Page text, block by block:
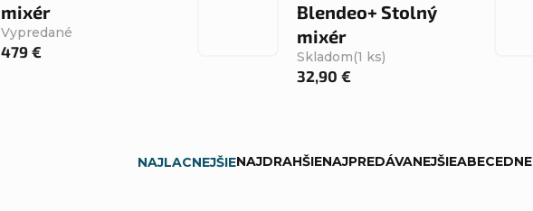
mixér
Vypredané
479 €
Blendeo+ Stolný
mixér
Skladom(1 ks)
32,90 €
NAJLACNEJŠIENAJDRAHŠIENAJPREDÁVANEJŠIEABECEDNE